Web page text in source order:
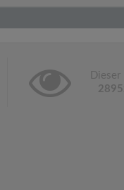
Dieser
2895